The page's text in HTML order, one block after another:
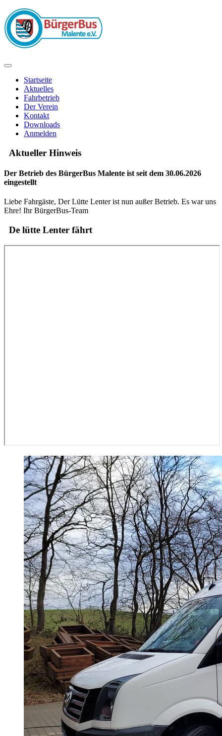
Startseite
Aktuelles
Fahrbetrieb
Der Verein
Kontakt
Downloads
Anmelden
Aktueller Hinweis
Der Betrieb des BürgerBus Malente ist seit dem 30.06.2026
eingestellt
Liebe Fahrgäste, Der Lütte Lenter ist nun außer Betrieb. Es war uns
Ehre! Ihr BürgerBus-Team
De lütte Lenter fährt